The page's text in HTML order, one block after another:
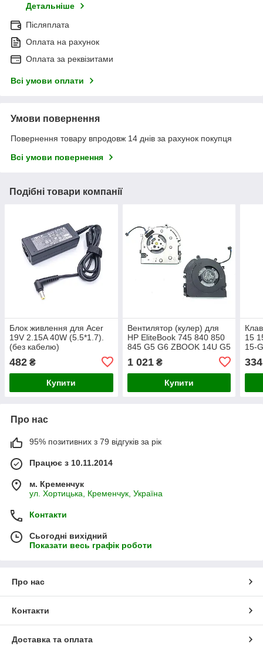
Детальніше
Післяплата
Оплата на рахунок
Оплата за реквізитами
Всі умови оплати
Умови повернення
Повернення товару впродовж 14 днів за рахунок покупця
Всі умови повернення
Подібні товари компанії
Блок живлення для Acer
19V 2.15A 40W (5.5*1.7).
(без кабелю)
482 ₴
Купити
Вентилятор (кулер) для
HP EliteBook 745 840 850
845 G5 G6 ZBOOK 14U G5
15U G6 CPU (L62739-001,
L22306-001) Версія 2
1 021₴
Купити
15
15-
334
Про нас
95% позитивних з 79 відгуків за рік
Працює з 10.11.2014
м. Кременчук
ул. Хортицька, Кременчук, Україна
Контакти
Сьогодні вихідний
Показати весь графік роботи
Про нас
Контакти
Доставка та оплата